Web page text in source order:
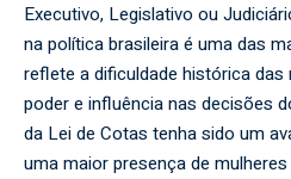
Executivo, Legislativo ou
na política brasileira é uma das
reflete a dificuldade histórica
poder e influência nas decisões
da Lei de Cotas tenha sido um
uma maior presença de